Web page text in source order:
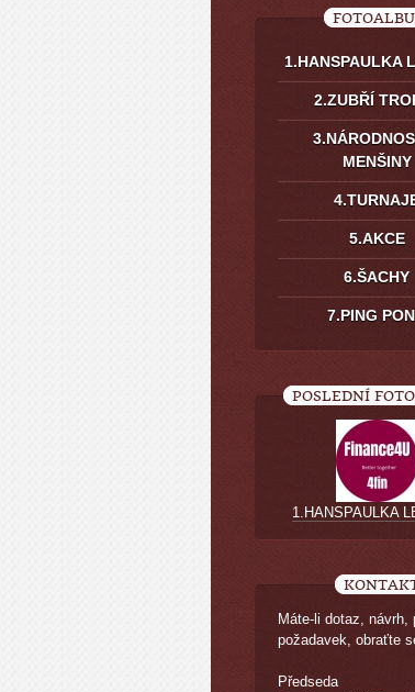
1.HANSPAULKA
2.ZUBŘÍ
MENŠINY
5.AKCE
6.ŠACHY
7.PING
POSLEDNÍ
1.HANSPAULKA
Máte-li dotaz, návrh,
požadavek, obraťte
Předseda